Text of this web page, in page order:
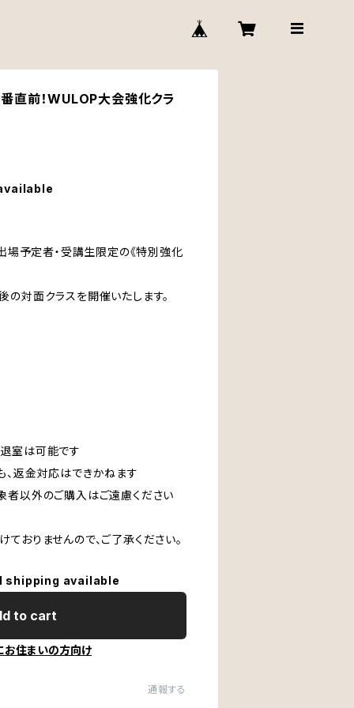
直前！WULOP大会強化クラ
場予定者・受講生限定の《特別強化
対面クラスを開催いたします。
室は可能です
返金対応はできかねます
者以外のご購入はご遠慮ください
おりませんので、ご了承ください。
shipping available
to cart
お住まいの方向け
通報する